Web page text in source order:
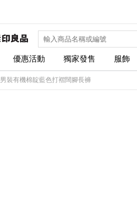
優惠活動 獨家發售 服飾
男裝有機棉靛藍色打褶闊腳長褲